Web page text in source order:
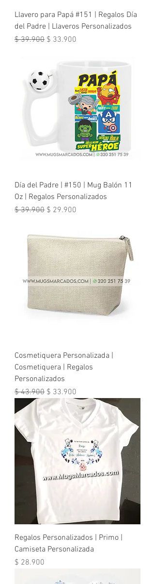
Llavero para Papá #151 | Regalos Día
del Padre | Llaveros Personalizados
Precio
$ 39.900 Precio de oferta
$ 33.900
Día del Padre | #150 | Mug Balón 11
Oz | Regalos Personalizados
Precio
$ 39.900 Precio de oferta
$ 29.900
Cosmetiquera Personalizada |
Cosmetiquera | Regalos
Personalizados
Precio
$ 43.900 Precio de oferta
$ 33.900
Regalos Personalizados | Primo |
Camiseta Personalizada
Precio
$ 28.900